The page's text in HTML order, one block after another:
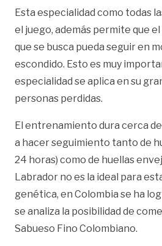
Esta especialidad como todas
el juego, además permite que
que se busca pueda seguir en
escondido. Esto es muy
especialidad se aplica en su
personas perdidas.
El entrenamiento dura cerca
a hacer seguimiento tanto de
24 horas) como de huellas
Labrador no es la ideal para
genética, en Colombia se ha
se analiza la posibilidad de
Sabueso Fino Colombiano.